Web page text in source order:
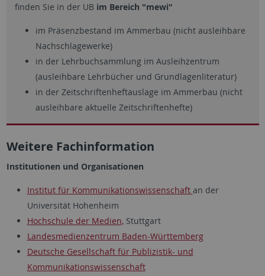
finden Sie in der UB im Bereich "mewi"
im Präsenzbestand im Ammerbau (nicht ausleihbare
Nachschlagewerke)
in der Lehrbuchsammlung im Ausleihzentrum
(ausleihbare Lehrbücher und Grundlagenliteratur)
in der Zeitschriftenheftauslage im Ammerbau (nicht
ausleihbare aktuelle Zeitschriftenhefte)
Weitere Fachinformation
Institutionen und Organisationen
Institut für Kommunikationswissenschaft an der
Universität Hohenheim
Hochschule der Medien,Stuttgart
Landesmedienzentrum Baden-Württemberg
Deutsche Gesellschaft für Publizistik- und
Kommunikationswissenschaft